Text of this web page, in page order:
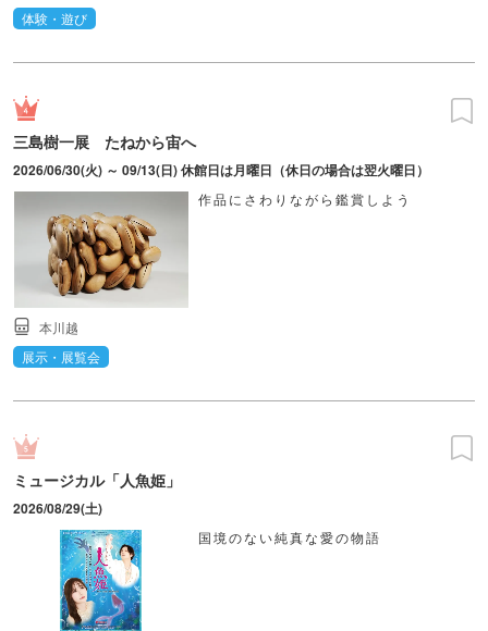
体験・遊び
三島樹一展 たねから宙へ
2026/06/30(火) ～ 09/13(日) 休館日は月曜日（休日の場合は翌火曜日）
作品にさわりながら鑑賞しよう
本川越
展示・展覧会
ミュージカル「人魚姫」
2026/08/29(土)
国境のない純真な愛の物語